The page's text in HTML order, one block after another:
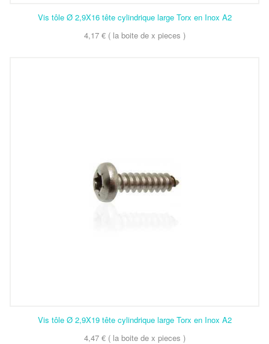
Vis tôle Ø 2,9X16 tête cylindrique large Torx en Inox A2
4,17 € ( la boite de x pieces )
Vis tôle Ø 2,9X19 tête cylindrique large Torx en Inox A2
4,47 € ( la boite de x pieces )